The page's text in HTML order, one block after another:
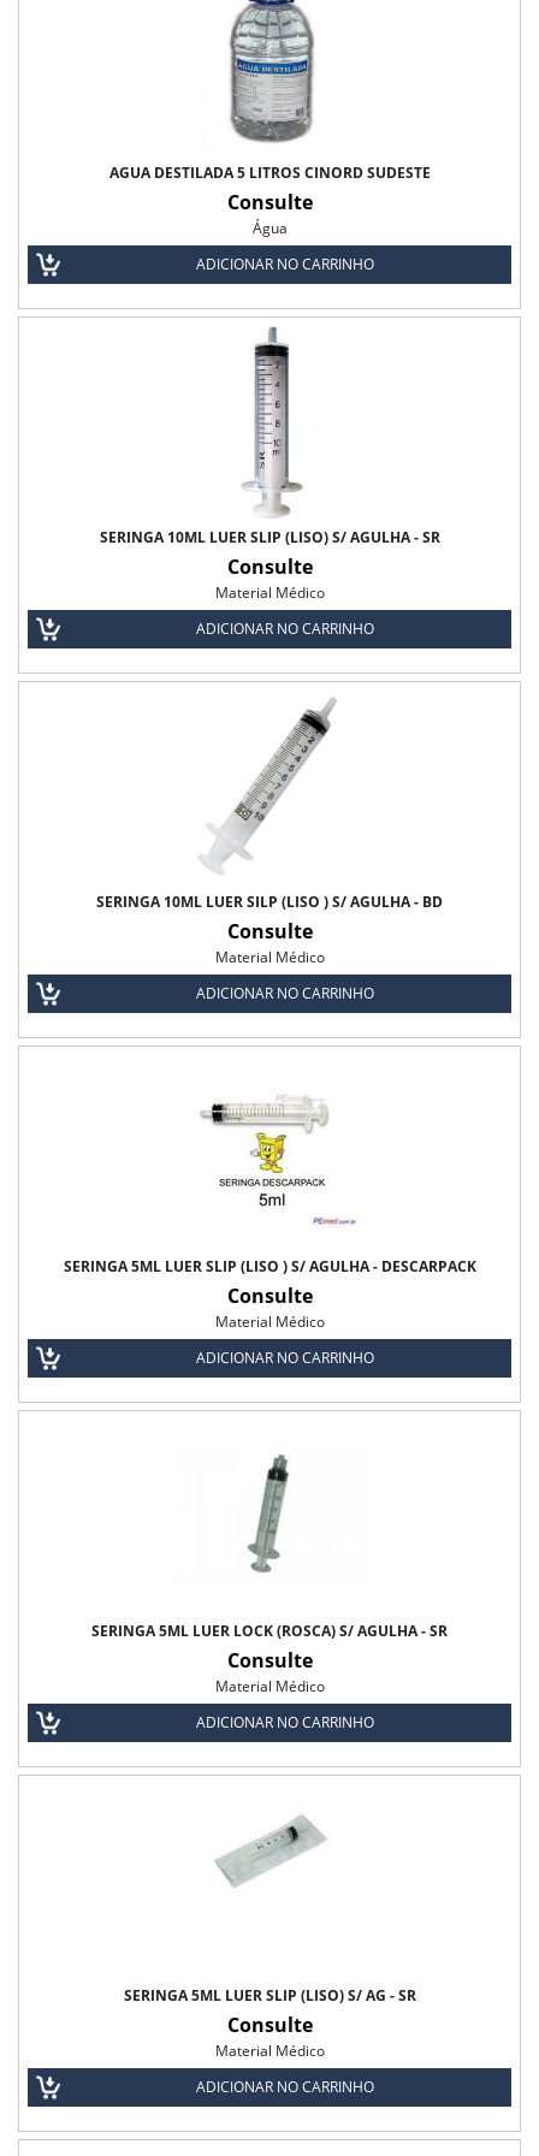
Fio Catgut Cromado
Fio de Algodão
Fio Polidioxanona
Fio Poliglecaprone - 25
Fralda Descartavel Infantil Pom Pom
Fralda Geriátrica Descartável Protfral
Fralda Geriátrica Noite e Dia Biofral
Fralda Geriátrica Noturna Bigfral
Fralda Geriátrica Plus Biofral
Fralda Geriátrica Tena Confort - Biofral
Fralda Geriátrica Tena Pants Biofral
Fralda Geriátrica Tena Slip Biofral
Lençol Descartável Mult - Uso Biofral
Seringa 60ml s/ Agulha
Seringa com Agulha
Lenço Umedecido Balde Baby Roger
Toalha Umedecida c/40 uni Biofral
Toalha Umedecidas Baby Roger
Toalha Umedecidas Medfresh
ÁGUA DESTILADA 5 LITROS CINORD SUDESTE
Consulte
Água
ADICIONAR NO CARRINHO
SERINGA 10ML LUER SLIP (LISO) S/ AGULHA - SR
Consulte
Material Médico
ADICIONAR NO CARRINHO
SERINGA 10ML LUER SILP (LISO ) S/ AGULHA - BD
Consulte
Material Médico
ADICIONAR NO CARRINHO
SERINGA 5ML LUER SLIP (LISO ) S/ AGULHA - DESCARPACK
Consulte
Material Médico
ADICIONAR NO CARRINHO
SERINGA 5ML LUER LOCK (ROSCA) S/ AGULHA - SR
Consulte
Material Médico
ADICIONAR NO CARRINHO
SERINGA 5ML LUER SLIP (LISO) S/ AG - SR
Consulte
Material Médico
ADICIONAR NO CARRINHO